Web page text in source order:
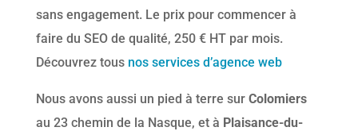
sans engagement. Le prix pour commencer à
faire du SEO de qualité, 250 € HT par mois.
Découvrez tous nos services d’agence web
Nous avons aussi un pied à terre sur Colomiers
au 23 chemin de la Nasque, et à Plaisance-du-